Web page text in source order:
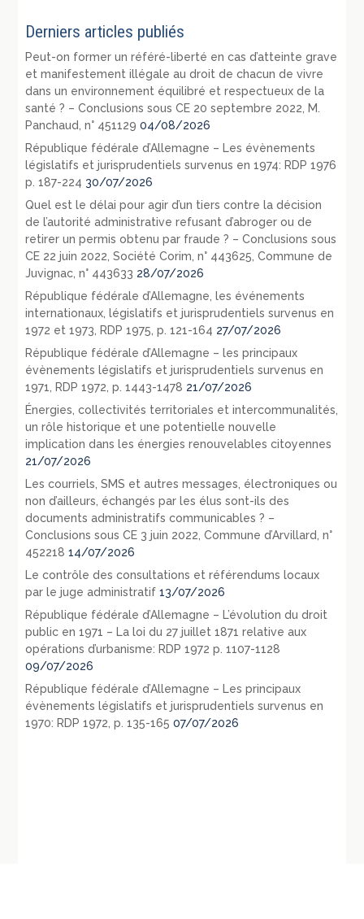
Derniers articles publiés
Peut-on former un référé-liberté en cas d’atteinte grave
et manifestement illégale au droit de chacun de vivre
dans un environnement équilibré et respectueux de la
santé ? – Conclusions sous CE 20 septembre 2022, M.
Panchaud, n° 451129 04/08/2026
République fédérale d’Allemagne – Les évènements
législatifs et jurisprudentiels survenus en 1974: RDP 1976
p. 187-224 30/07/2026
Quel est le délai pour agir d’un tiers contre la décision
de l’autorité administrative refusant d’abroger ou de
retirer un permis obtenu par fraude ? – Conclusions sous
CE 22 juin 2022, Société Corim, n° 443625, Commune de
Juvignac, n° 443633 28/07/2026
République fédérale d’Allemagne, les événements
internationaux, législatifs et jurisprudentiels survenus en
1972 et 1973, RDP 1975, p. 121-164 27/07/2026
République fédérale d’Allemagne – les principaux
évènements législatifs et jurisprudentiels survenus en
1971, RDP 1972, p. 1443-1478 21/07/2026
Énergies, collectivités territoriales et intercommunalités,
un rôle historique et une potentielle nouvelle
implication dans les énergies renouvelables citoyennes
21/07/2026
Les courriels, SMS et autres messages, électroniques ou
non d’ailleurs, échangés par les élus sont-ils des
documents administratifs communicables ? –
Conclusions sous CE 3 juin 2022, Commune d’Arvillard, n°
452218 14/07/2026
Le contrôle des consultations et référendums locaux
par le juge administratif 13/07/2026
République fédérale d’Allemagne – L’évolution du droit
public en 1971 – La loi du 27 juillet 1871 relative aux
opérations d’urbanisme: RDP 1972 p. 1107-1128
09/07/2026
République fédérale d’Allemagne – Les principaux
évènements législatifs et jurisprudentiels survenus en
1970: RDP 1972, p. 135-165 07/07/2026